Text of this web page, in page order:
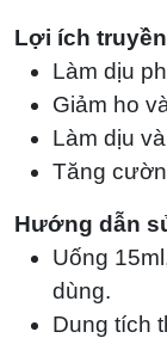
Lợi ích
Làm dịu
Giảm ho
Làm dịu
Tăng
Hướng dẫn
Uống
dùng.
Dung tích